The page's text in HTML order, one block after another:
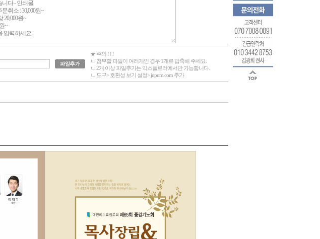
★ 주의 ! ! !
ㄴ 첨부할 파일이 여러개인 경우 1개로 압축해 주세요.
ㄴ 2개 이상 파일추가는 익스플로러에서만 가능합니다.
ㄴ 도구> 호환성 보기 설정> jupum.com 추가